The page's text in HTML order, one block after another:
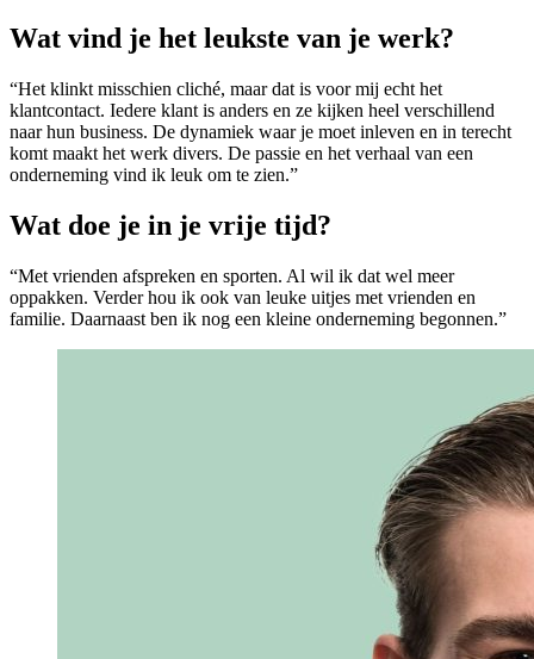
Wat vind je het leukste van je werk?
“Het klinkt misschien cliché, maar dat is voor mij echt het
klantcontact. Iedere klant is anders en ze kijken heel verschillend
naar hun business. De dynamiek waar je moet inleven en in terecht
komt maakt het werk divers. De passie en het verhaal van een
onderneming vind ik leuk om te zien.”
Wat doe je in je vrije tijd?
“Met vrienden afspreken en sporten. Al wil ik dat wel meer
oppakken. Verder hou ik ook van leuke uitjes met vrienden en
familie. Daarnaast ben ik nog een kleine onderneming begonnen.”